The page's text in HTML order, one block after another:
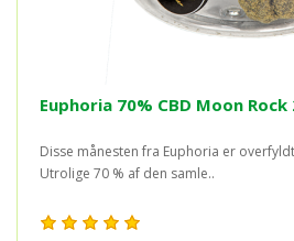
Euphoria 70% CBD Moon Rock
Disse månesten fra Euphoria er
Utrolige 70 % af den samle..